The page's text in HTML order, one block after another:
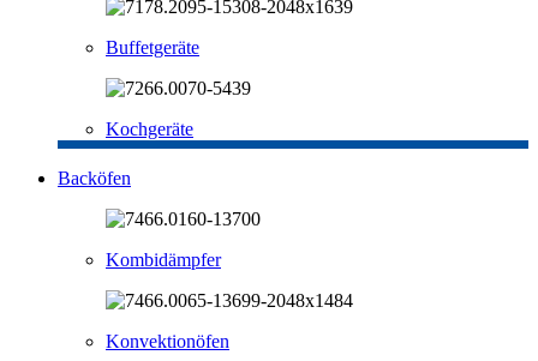
Buffetgeräte
Kochgeräte
Backöfen
Kombidämpfer
Konvektionöfen